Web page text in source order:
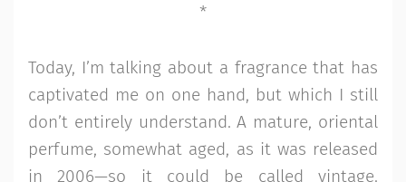
*
Today, I’m talking about a fragrance that has
captivated me on one hand, but which I still
don’t entirely understand. A mature, oriental
perfume, somewhat aged, as it was released
in 2006—so it could be called vintage.